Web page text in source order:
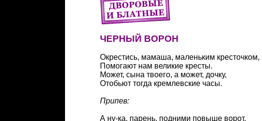
ЧЕРНЫЙ ВОРОН
Окрестись, мамаша, маленьким кресточком,
Помогают нам великие кресты.
Может, сына твоего, а может, дочку,
Отобьют тогда кремлевские часы.
Припев:
А ну-ка, парень, подними повыше ворот,